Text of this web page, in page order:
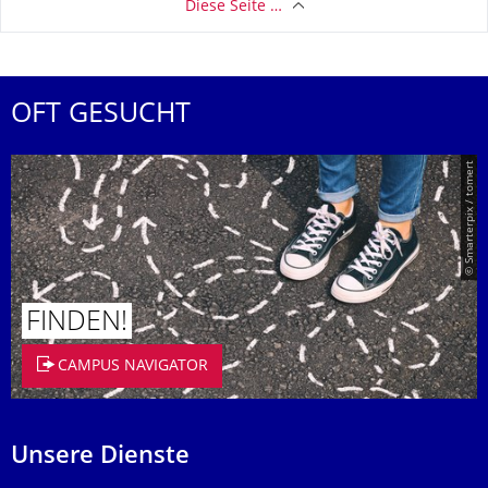
Diese Seite …
OFT GESUCHT
© Smarterpix / tomert
FINDEN!
CAMPUS NAVIGATOR
Unsere Dienste